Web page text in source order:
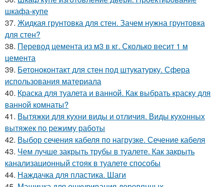
шкафа-купе
37. Жидкая грунтовка для стен. Зачем нужна грунтовка
для стен?
38. Перевод цемента из м3 в кг. Сколько весит 1 м
цемента
39. Бетоноконтакт для стен под штукатурку. Сфера
использования материала
40. Краска для туалета и ванной. Как выбрать краску для
ванной комнаты?
41. Вытяжки для кухни виды и отличия. Виды кухонных
вытяжек по режиму работы
42. Выбор сечения кабеля по нагрузке. Сечение кабеля
43. Чем лучше закрыть трубы в туалете. Как закрыть
канализационный стояк в туалете способы
44. Наждачка для пластика. Шаги